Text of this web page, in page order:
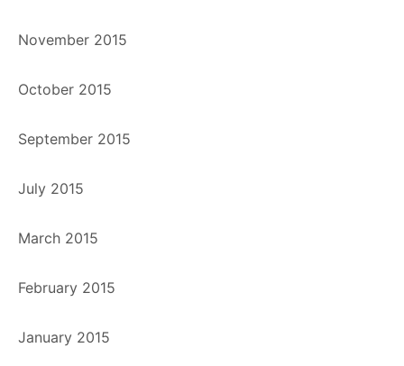
November 2015
October 2015
September 2015
July 2015
March 2015
February 2015
January 2015